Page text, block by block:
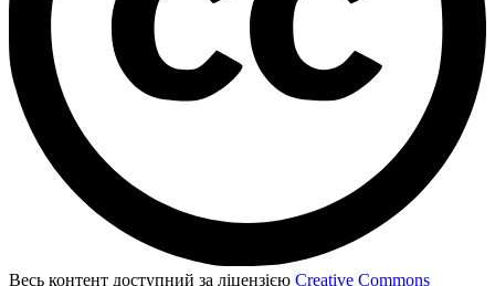
Весь контент доступний за ліцензією Creative Commons